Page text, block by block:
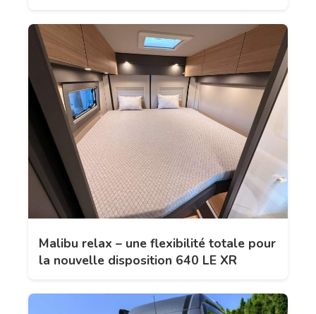
Malibu relax – une flexibilité totale pour
la nouvelle disposition 640 LE XR